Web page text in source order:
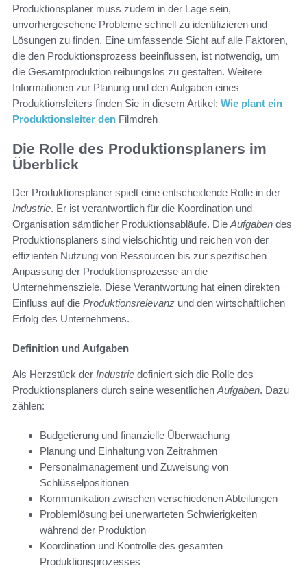
Produktionsplaner muss zudem in der Lage sein,
unvorhergesehene Probleme schnell zu identifizieren und
Lösungen zu finden. Eine umfassende Sicht auf alle Faktoren,
die den Produktionsprozess beeinflussen, ist notwendig, um
die Gesamtproduktion reibungslos zu gestalten. Weitere
Informationen zur Planung und den Aufgaben eines
Produktionsleiters finden Sie in diesem Artikel: Wie plant ein
Produktionsleiter den Filmdreh
Die Rolle des Produktionsplaners im
Überblick
Der Produktionsplaner spielt eine entscheidende Rolle in der
Industrie. Er ist verantwortlich für die Koordination und
Organisation sämtlicher Produktionsabläufe. Die Aufgaben des
Produktionsplaners sind vielschichtig und reichen von der
effizienten Nutzung von Ressourcen bis zur spezifischen
Anpassung der Produktionsprozesse an die
Unternehmensziele. Diese Verantwortung hat einen direkten
Einfluss auf die Produktionsrelevanz und den wirtschaftlichen
Erfolg des Unternehmens.
Definition und Aufgaben
Als Herzstück der Industrie definiert sich die Rolle des
Produktionsplaners durch seine wesentlichen Aufgaben. Dazu
zählen:
Budgetierung und finanzielle Überwachung
Planung und Einhaltung von Zeitrahmen
Personalmanagement und Zuweisung von
Schlüsselpositionen
Kommunikation zwischen verschiedenen Abteilungen
Problemlösung bei unerwarteten Schwierigkeiten
während der Produktion
Koordination und Kontrolle des gesamten
Produktionsprozesses